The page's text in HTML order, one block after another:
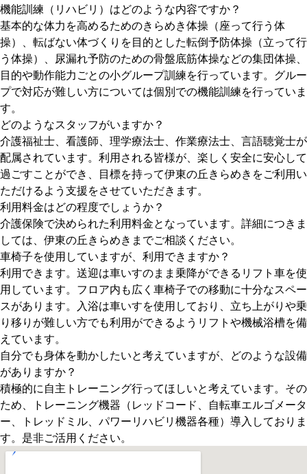
機能訓練（リハビリ）はどのような内容ですか？
基本的な体力を高めるためのきらめき体操（座って行う体
操）、転ばない体づくりを目的とした転倒予防体操（立って行
う体操）、尿漏れ予防のための骨盤底筋体操などの集団体操、
目的や動作能力ごとの小グループ訓練を行っています。グルー
プで対応が難しい方については個別での機能訓練を行っていま
す。
どのようなスタッフがいますか？
介護福祉士、看護師、理学療法士、作業療法士、言語聴覚士が
配属されています。利用される皆様が、楽しく安全に安心して
過ごすことができ、目標を持って伊東の丘きらめきをご利用い
ただけるよう支援をさせていただきます。
利用料金はどの程度でしょうか？
介護保険で決められた利用料金となっています。詳細につきま
しては、伊東の丘きらめきまでご相談ください。
車椅子を使用していますが、利用できますか？
利用できます。送迎は車いすのまま乗降ができるリフト車を使
用しています。フロア内も広く車椅子での移動に十分なスペー
スがあります。入浴は車いすを使用しており、立ち上がりや乗
り移りが難しい方でも利用ができるようリフトや機械浴槽を備
えています。
自分でも身体を動かしたいと考えていますが、どのような設備
がありますか？
積極的に自主トレーニング行ってほしいと考えています。その
ため、トレーニング機器（レッドコード、自転車エルゴメータ
ー、トレッドミル、パワーリハビリ機器各種）導入しておりま
す。是非ご活用ください。